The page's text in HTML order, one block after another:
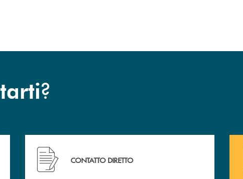
?
Hai bisogno di assistenza immediata ?
CONTATTO DIRETTO